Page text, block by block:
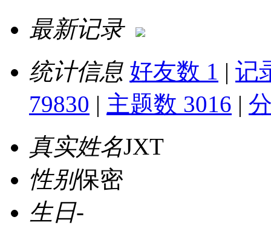
最新记录
统计信息 好友数 1 | 记
79830 | 主题数 3016 |
真实姓名JXT
性别保密
生日-